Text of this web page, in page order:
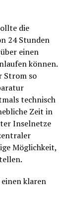
die
24 Stunden
einen
können.
Strom so
technisch
Zeit in
Inselnetze
Möglichkeit,
klaren